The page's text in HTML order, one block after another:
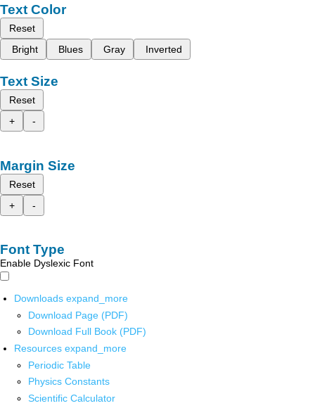
Text Color
Reset
Bright
Blues Gray Inverted
Text Size
Reset
+
-
Margin Size
Reset
+
-
Font Type
Enable Dyslexic Font
Downloads expand_more
Download Page (PDF)
Download Full Book (PDF)
Resources expand_more
Periodic Table
Physics Constants
Scientific Calculator